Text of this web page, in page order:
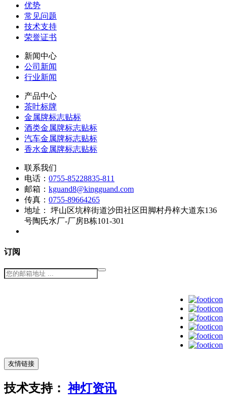
优势
常见问题
技术支持
荣誉证书
新闻中心
公司新闻
行业新闻
产品中心
茶叶标牌
金属牌标志贴标
酒类金属牌标志贴标
汽车金属牌标志贴标
香水金属牌标志贴标
联系我们
电话： 0755-85228835-811
邮箱： kguand8@kingguand.com
传真： 0755-89664265
地址：
坪山区坑梓街道沙田社区田脚村丹梓大道东136
号陶氏水厂-厂房B栋101-301
订阅
友情链接
技术支持：神灯资讯